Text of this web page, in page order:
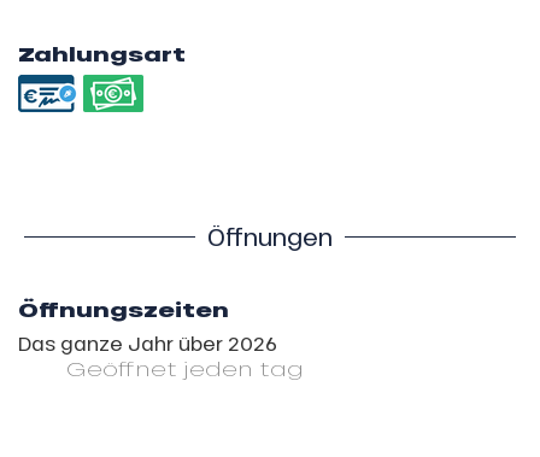
Zahlungsart
Öffnungen
Öffnungszeiten
Das ganze Jahr über 2026
Geöffnet jeden tag